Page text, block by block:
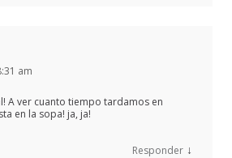
am
A ver cuanto tiempo tardamos en
en la sopa! ja, ja!
Responder ↓